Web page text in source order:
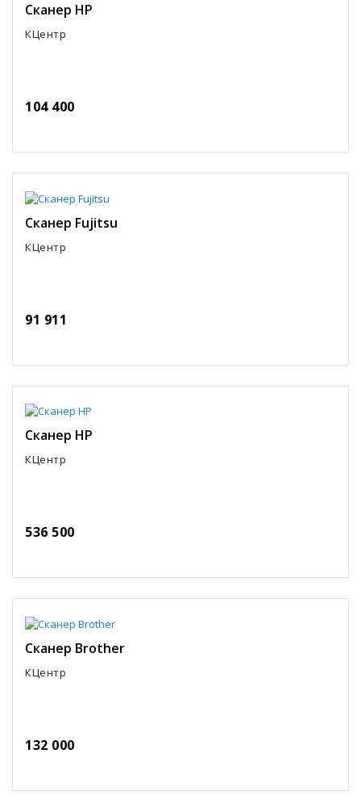
Сканер HP
КЦентр
104 400
Сканер Fujitsu
КЦентр
91 911
Сканер HP
КЦентр
536 500
Сканер Brother
КЦентр
132 000